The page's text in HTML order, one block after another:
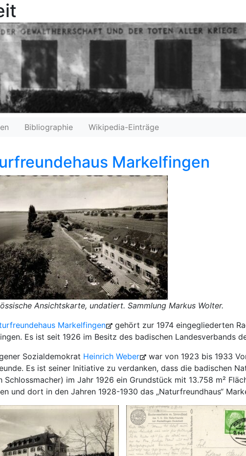
Bibliographie Wikipedia-Einträge
Markelfingen
Ansichtskarte, undatiert. Sammlung Markus Wolter.
Markelfingen
gehört zur 1974 eingegliederten
Es ist seit 1926 im Besitz des badischen Landesverbands
Sozialdemokrat Heinrich Weber
war von 1923 bis 1933
Es ist seiner Initiative zu verdanken, dass die badischen
Schlossmacher) im Jahr 1926 ein Grundstück mit 13.758 m²
und dort in den Jahren 1928-1930 das „Naturfreundhaus“